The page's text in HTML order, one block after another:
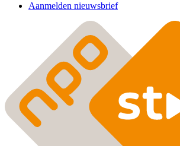
Aanmelden nieuwsbrief